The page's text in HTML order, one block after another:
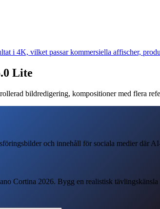
i 4K, vilket passar kommersiella affischer,
Lite
bildredigering, kompositioner med flera
och innehåll för sociala medier där
Cortina 2026. Bygg en realistisk